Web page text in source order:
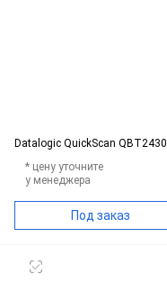
Datalogic QuickScan QBT2430
* цену уточните
у менеджера
Под заказ